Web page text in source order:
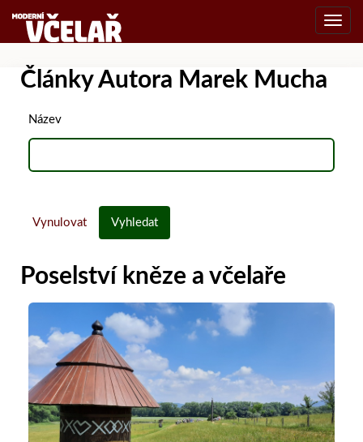
Články Autora Marek Mucha
Název
Vynulovat Vyhledat
Poselství kněze a včelaře